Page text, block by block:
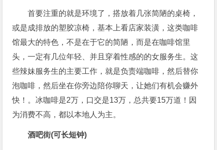
首要注重的就是环境了，搭放着几张简陋的桌椅，
或是成排放的塑胶凉椅，基本上看店家装潢，这类咖啡
馆最大的特色，不是在于它的简陋，而是在咖啡馆里
头，一定有几位年轻、并且穿着性感的的女服务生。这
些辣妹服务生的主要工作，就是负责端咖啡，然后替你
泡咖啡，然后坐在你旁边陪你聊天，让她们有机会赚外
快！。冰咖啡是2万，口交是13万，总共要15万道！因
为消费不高，都以本地人为主。
酒吧街(可长短钟)